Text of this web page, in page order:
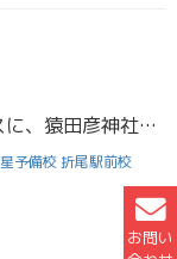
お問い
今、折尾駅前校のエントランスに、猿田彦神社のお守りがあります。猿は、木から落ちないので、受験生諸君の力強い味方になるはず。 猿田彦神社 福岡市早良区藤崎 福岡市藤崎の明治通りにひっそりとたたずむ猿田彦神社。道案内の神であ […]
予備校 折尾駅前校